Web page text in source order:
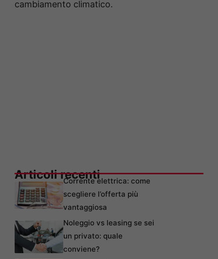
cambiamento climatico.
Articoli recentiCorrente elettrica: come
scegliere l’offerta più
vantaggiosa
Noleggio vs leasing se sei
un privato: quale
conviene?